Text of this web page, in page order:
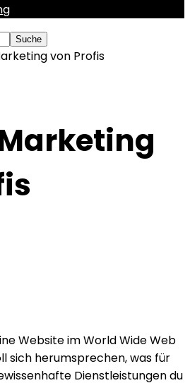
von Profis
Website im World Wide Web
sich herumsprechen, was für
Dienstleistungen du